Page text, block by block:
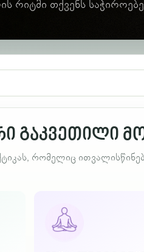
რიტმი თქვენს
გაკვეთილი
რომელიც